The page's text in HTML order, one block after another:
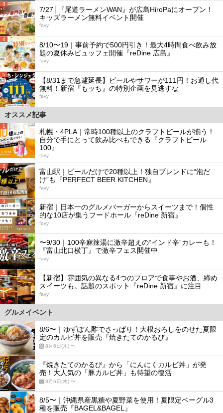
3
7/27│『尾道ラーメンWAN』が広島HiroPaにオープン！
キッズラーメン無料イベント開催
favy
4
8/10〜19｜事前予約で500円引き！最大4時間食べ飲み放
題の夏休みビュッフェ開催『reDine 広島』
favy
5
【8/31まで急遽延長】ビールやサワーが111円！お通し代
無料！新宿『もッち』の特別企画を見逃すな
favy
オススメ記事
1
札幌・4PLA｜常時100種以上のクラフトビールが揃う！
自分で手にとって飲み比べもできる『クラフトビール
100』
favy
2
富山駅｜ビールだけで20種以上！独自ブレンドに“泡だ
け”も『PERFECT BEER KITCHEN』
favy
3
新宿｜日本一のグルメバーガーからスイーツまで！個性
的な10店が集うフードホール『reDine 新宿』
favy
4
〜9/30｜100辛麻辣湯に激辛超えの“インド辛”カレーも！
『富山北口横丁』で激辛フェス開催中
favy
5
【新宿】雰囲気の異なる4つのフロアで食事やお酒、締め
スイーツも。話題のスポット『reDine 新宿』に注目
favy
グルメイベント
8/6〜｜ゆずぽん酢でさっぱり！大根おろしをのせた夏限
定のカルビ丼を販売『焼きたてのかるび』
8月6日(木) 〜
『焼きたてのかるび』から「にんにくカルビ丼」が発
売！大人気の「豚カルビ丼」も待望の復活
8月6日(木) 〜
8/5〜｜沖縄県産黒糖や夏野菜を使用！夏限定ベーグル3
種を販売『BAGEL&BAGEL』